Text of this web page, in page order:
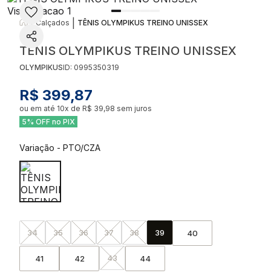
Calçados TÊNIS OLYMPIKUS TREINO UNISSEX
TÊNIS OLYMPIKUS TREINO UNISSEX
OLYMPIKUSID: 0995350319
R$ 399,87
ou em até 10x de R$ 39,98 sem juros
5% OFF no PIX
Variação - PTO/CZA
34 35 36 37 38 39 40
41 42 43 44